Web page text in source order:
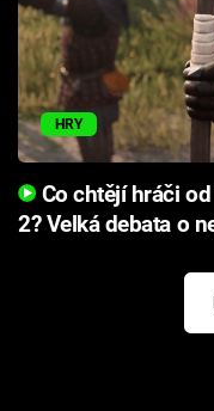
HRY
Co chtějí hráči
2? Velká debata o